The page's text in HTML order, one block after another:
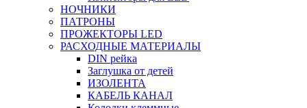
НОЧНИКИ
ПАТРОНЫ
ПРОЖЕКТОРЫ LED
РАСХОДНЫЕ МАТЕРИАЛЫ
DIN рейка
Заглушка от детей
ИЗОЛЕНТА
КАБЕЛЬ КАНАЛ